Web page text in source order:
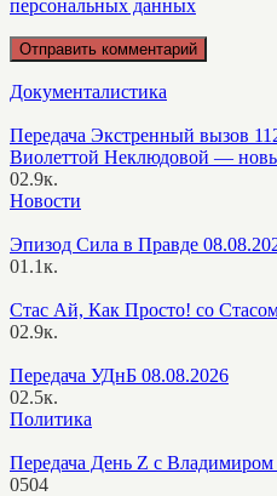
персональных данных
Документалистика
Передача Экстренный вызов
Виолеттой Неклюдовой —
02.9к.
Новости
Эпизод Сила в Правде
01.1к.
Стас Ай, Как Просто! со
02.9к.
Передача УДнБ 08.08.2026
02.5к.
Политика
Передача День Z с
0504